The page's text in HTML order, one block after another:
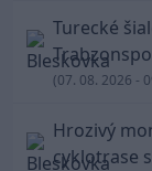
Turecké
(07. 08. 2026 -
Hrozivý
cyklotrase